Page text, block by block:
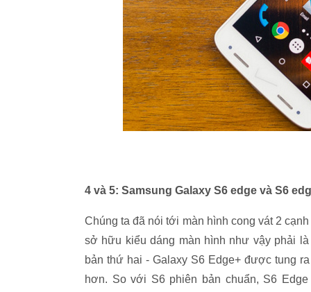
4 và 5: Samsung Galaxy S6 edge và S6
Chúng ta đã nói tới màn hình cong vát 2
sở hữu kiểu dáng màn hình như vậy phải
bản thứ hai - Galaxy S6 Edge+ được tung
hơn. So với S6 phiên bản chuẩn, S6